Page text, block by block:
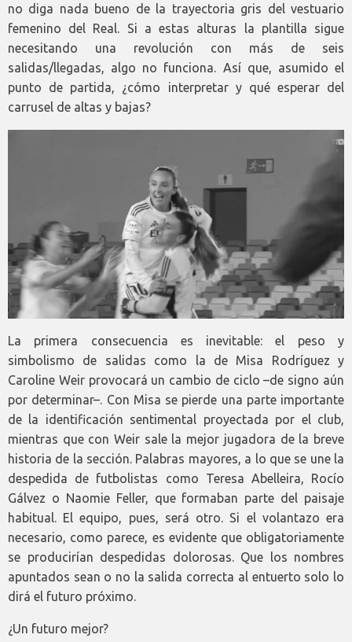
no diga nada bueno de la trayectoria gris del vestuario
femenino del Real. Si a estas alturas la plantilla sigue
necesitando una revolución con más de seis
salidas/llegadas, algo no funciona. Así que, asumido el
punto de partida, ¿cómo interpretar y qué esperar del
carrusel de altas y bajas?
La primera consecuencia es inevitable: el peso y
simbolismo de salidas como la de Misa Rodríguez y
Caroline Weir provocará un cambio de ciclo –de signo aún
por determinar–. Con Misa se pierde una parte importante
de la identificación sentimental proyectada por el club,
mientras que con Weir sale la mejor jugadora de la breve
historia de la sección. Palabras mayores, a lo que se une la
despedida de futbolistas como Teresa Abelleira, Rocío
Gálvez o Naomie Feller, que formaban parte del paisaje
habitual. El equipo, pues, será otro. Si el volantazo era
necesario, como parece, es evidente que obligatoriamente
se producirían despedidas dolorosas. Que los nombres
apuntados sean o no la salida correcta al entuerto solo lo
dirá el futuro próximo.
¿Un futuro mejor?